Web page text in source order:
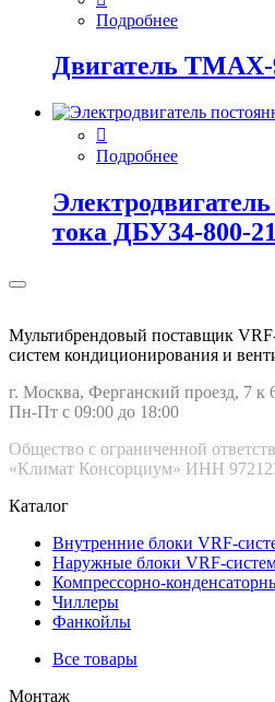
Подробнее
Двигатель ТМАХ-
Подробнее
тока ДБУ34‑800‑21
Мультибрендовый поставщик
систем кондиционирования и
г. Москва, Ферганский проезд, 7 к
Пн-Пт с 09:00 до 18:00
Общество с ограниченной
«Климат Консорциум» ИНН
Каталог
Внутренние блоки VRF-
Наружные блоки VRF-
Компрессорно-
Чиллеры
Фанкойлы
Все товары
Монтаж